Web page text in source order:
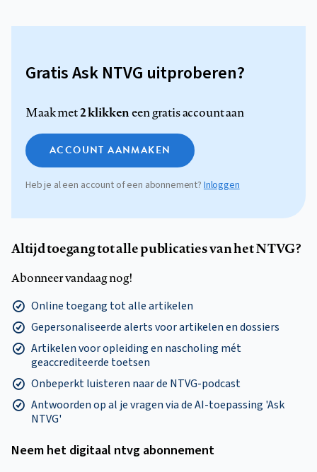
Gratis Ask NTVG uitproberen?
Maak met2 klikkeneen gratis account aan
ACCOUNT AANMAKEN
Heb je al een account of een abonnement?Inloggen
Altijd toegang tot alle publicaties van het NTVG?
Abonneer vandaag nog!
Online toegang tot alle artikelen
Gepersonaliseerde alerts voor artikelen en dossiers
Artikelen voor opleiding en nascholing mét
geaccrediteerde toetsen
Onbeperkt luisteren naar de NTVG-podcast
Antwoorden op al je vragen via de AI-toepassing 'Ask
NTVG'
Neem het digitaal ntvg abonnement